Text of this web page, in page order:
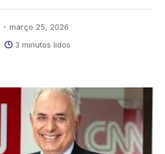
março 25, 2026
3 minutos lidos